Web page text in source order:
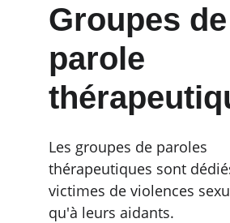
Groupes de
parole
Les groupes de paroles
thérapeutiques sont
victimes de violences
qu'à leurs aidants.